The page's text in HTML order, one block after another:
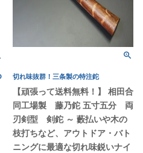
切れ味抜群！三条製の特注鉈
【頑張って送料無料！】 相田合
同工場製 藤乃鉈 五寸五分 両
刃剣型 剣鉈 ～ 藪払いや木の
枝打ちなど、アウトドア・バト
ニングに最適な切れ味鋭いナイ